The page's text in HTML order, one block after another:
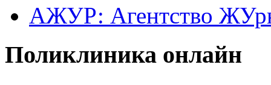
АЖУР: Агентство
Поликлиника онлайн